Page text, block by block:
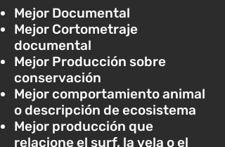
Mejor Documental
Mejor Cortometraje
documental
Mejor Producción sobre
conservación
Mejor comportamiento animal
o descripción de ecosistema
Mejor producción que
relacione el surf, la vela o el